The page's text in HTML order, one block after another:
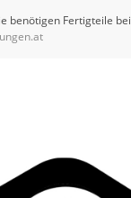
benötigen Fertigteile bei